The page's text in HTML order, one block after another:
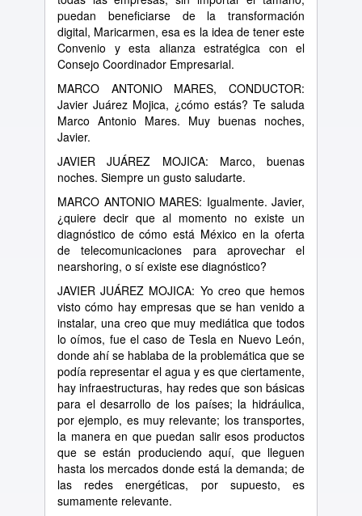
puedan beneficiarse de la transformación
digital, Maricarmen, esa es la idea de tener este
Convenio y esta alianza estratégica con el
Consejo Coordinador Empresarial.
MARCO ANTONIO MARES, CONDUCTOR:
Javier Juárez Mojica, ¿cómo estás? Te saluda
Marco Antonio Mares. Muy buenas noches,
Javier.
JAVIER JUÁREZ MOJICA: Marco, buenas
noches. Siempre un gusto saludarte.
MARCO ANTONIO MARES: Igualmente. Javier,
¿quiere decir que al momento no existe un
diagnóstico de cómo está México en la oferta
de telecomunicaciones para aprovechar el
nearshoring, o sí existe ese diagnóstico?
JAVIER JUÁREZ MOJICA: Yo creo que hemos
visto cómo hay empresas que se han venido a
instalar, una creo que muy mediática que todos
lo oímos, fue el caso de Tesla en Nuevo León,
donde ahí se hablaba de la problemática que se
podía representar el agua y es que ciertamente,
hay infraestructuras, hay redes que son básicas
para el desarrollo de los países; la hidráulica,
por ejemplo, es muy relevante; los transportes,
la manera en que puedan salir esos productos
que se están produciendo aquí, que lleguen
hasta los mercados donde está la demanda; de
las redes energéticas, por supuesto, es
sumamente relevante.